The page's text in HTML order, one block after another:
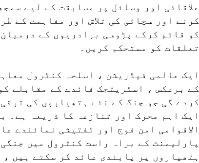
علاقائی اور وسائل پر مسابقت کے لیے
کرنے اور سچائی کی تلاش اور مفاہمت کے
کو قائم کرکے پڑوسی برادریوں کے درمیان
تعلقات کو مستحکم کریں۔
ایک عالمی فیڈریشن ، اسلحہ کنٹرول
کے برعکس ، اسٹریٹجک فائدے کے مقابلے
کردے گی جو جنگ کے نئے ہتھیاروں کی ترقی
ایک اہم محرک اور تنازعہ کا ذریعہ ہے۔
الاقوامی امن فوج اور تفتیشی نمائندے
پارلیمنٹ کے براہ راست کنٹرول میں جنگی
ہتھیاروں پر پابندی عائد کر سکتے ہیں ،